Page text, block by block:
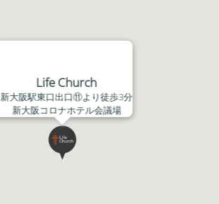
Life Church
新大阪駅東口出口⑪より徒歩3分
新大阪コロナホテル会議場